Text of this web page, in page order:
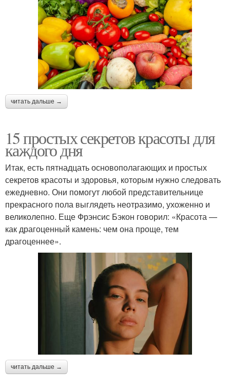
читать дальше →
15 простых секретов красоты для
каждого дня
Итак, есть пятнадцать основополагающих и простых
секретов красоты и здоровья, которым нужно следовать
ежедневно. Они помогут любой представительнице
прекрасного пола выглядеть неотразимо, ухоженно и
великолепно. Еще Фрэнсис Бэкон говорил: «Красота —
как драгоценный камень: чем она проще, тем
драгоценнее».
читать дальше →